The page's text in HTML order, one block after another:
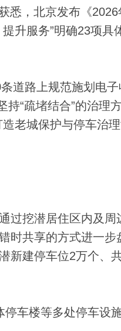
悉，北京发布《2026
升服务”明确23项具
道路上规范施划电子
持“疏堵结合”的治理
老城保护与停车治
挖潜居住区内及周
时共享的方式进一步
新建停车位2万个、
车楼等多处停车设